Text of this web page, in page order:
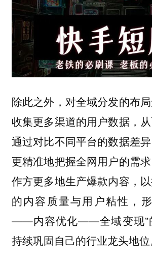
除此之外，对全域分发的布
收集更多渠道的用户数据，从
通过对比不同平台的数据差
更精准地把握全网用户的需
作方更多地生产爆款内容，
的内容质量与用户粘性，
——内容优化——全域变现”
持续巩固自己的行业龙头地位